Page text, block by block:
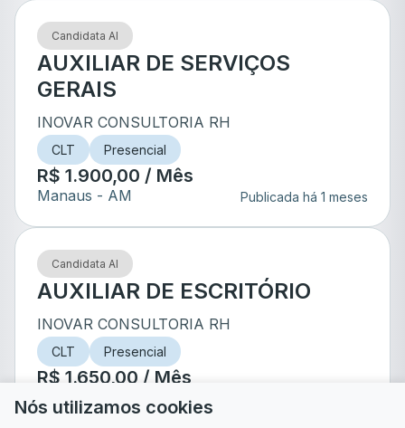
Candidata AI
AUXILIAR DE SERVIÇOS
GERAIS
INOVAR CONSULTORIA RH
CLT Presencial
R$ 1.900,00 / Mês
Manaus - AM Publicada há 1 meses
Candidata AI
AUXILIAR DE ESCRITÓRIO
INOVAR CONSULTORIA RH
CLT Presencial
R$ 1.650,00 / Mês
Manaus
Nós utilizamos cookies